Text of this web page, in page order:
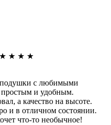
★ ★ ★ ★
подушки с любимыми
простым и удобным.
а качество на высоте.
и в отличном состоянии.
что-то необычное!